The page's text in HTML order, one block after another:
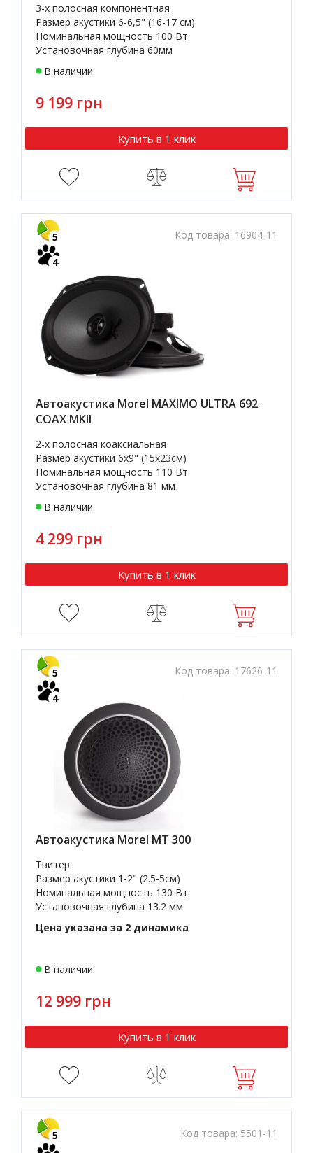
3-х полосная компонентная
Размер акустики 6-6,5" (16-17 см)
Номинальная мощность 100 Вт
Установочная глубина 60мм
В наличии
9 199 грн
Купить в 1 клик
Код товара: 16904-11
5
4
Автоакустика Morel MAXIMO ULTRA 692
COAX MKII
2-х полосная коаксиальная
Размер акустики 6x9" (15х23см)
Номинальная мощность 110 Вт
Установочная глубина 81 мм
В наличии
4 299 грн
Купить в 1 клик
Код товара: 17626-11
5
4
Автоакустика Morel MT 300
Твитер
Размер акустики 1-2" (2.5-5см)
Номинальная мощность 130 Вт
Установочная глубина 13.2 мм
Цена указана за 2 динамика
В наличии
12 999 грн
Купить в 1 клик
Код товара: 5501-11
5